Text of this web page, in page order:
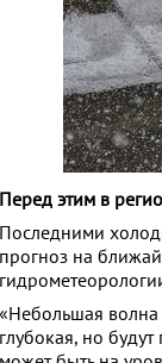
Перед этим в
Последними
прогноз на
«Небольшая волна
глубокая, но